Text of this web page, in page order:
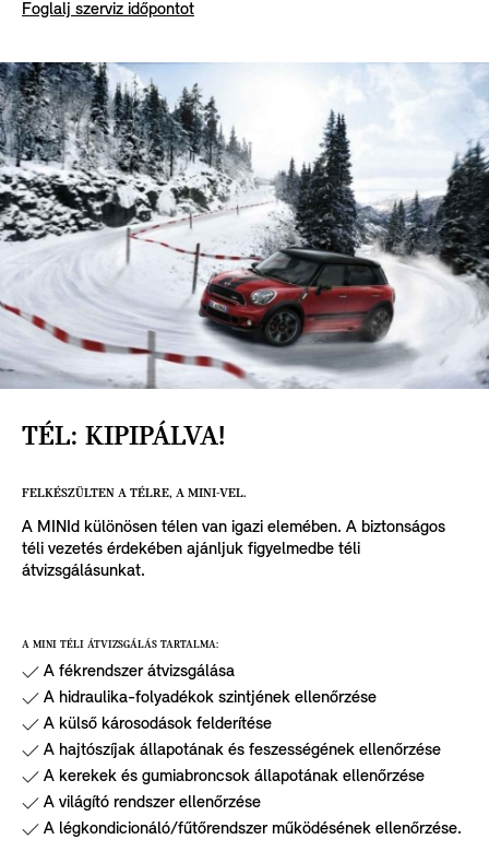
Foglalj szerviz időpontot
TÉL: KIPIPÁLVA!
FELKÉSZÜLTEN A TÉLRE, A MINI-VEL.
A MINId különösen télen van igazi elemében. A biztonságos
téli vezetés érdekében ajánljuk figyelmedbe téli
átvizsgálásunkat.
A MINI TÉLI ÁTVIZSGÁLÁS TARTALMA:
A fékrendszer átvizsgálása
A hidraulika-folyadékok szintjének ellenőrzése
A külső károsodások felderítése
A hajtószíjak állapotának és feszességének ellenőrzése
A kerekek és gumiabroncsok állapotának ellenőrzése
A világító rendszer ellenőrzése
A légkondicionáló/fűtőrendszer működésének ellenőrzése.